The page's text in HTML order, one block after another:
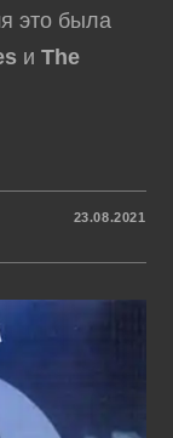
это была
иThe
23.08.2021